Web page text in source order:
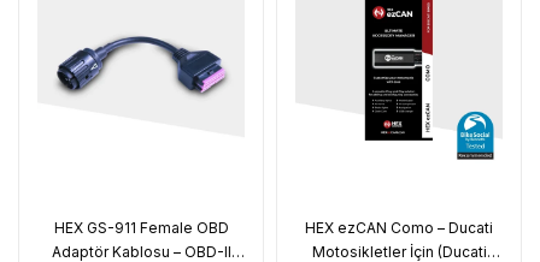
HEX GS-911 Female OBD
Adaptör Kablosu – OBD-II
HEX ezCAN Como – Ducati
Motosikletler İçin (Ducati